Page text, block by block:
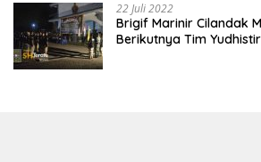
22 Juli 2022
Brigif Marinir Cilandak
Berikutnya Tim